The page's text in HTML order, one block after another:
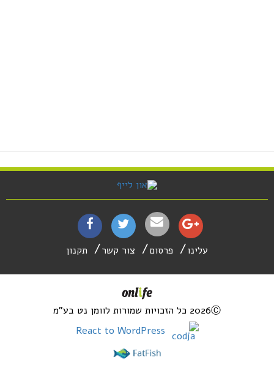
עלינו פרסום צור קשר תקנון
2026Ⓒ כל הזכויות שמורות לוומן נט בע"מ